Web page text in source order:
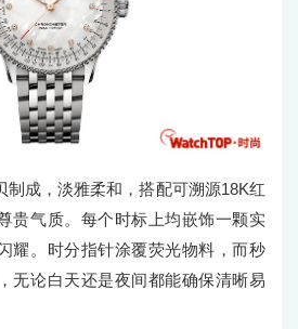
制成，淡雅柔和，搭配可溯源18K红
贵气质。每个时标上均嵌饰一颗实
耀。时分指针涂覆荧光物料，而秒
无论白天还是夜间都能确保清晰易